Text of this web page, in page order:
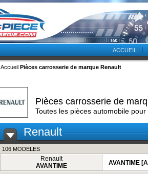
ACCUEIL
Accueil Pièces carrosserie de marque Renault
Pièces carrosserie de
Toutes les pièces automobile
Renault
106 MODELES
Renault
AVANTIME
AVANTIME